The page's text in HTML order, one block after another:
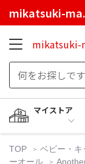
mikatsuki-
mikatsuki-
マイストア
TOP ベビー・キ
ーオール